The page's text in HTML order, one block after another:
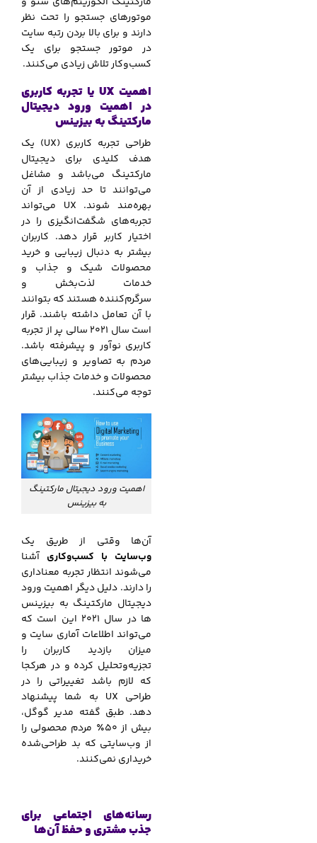
موتورهای جستجو را تحت نظر
دارند و برای بالا بردن رتبه سایت
در موتور جستجو برای یک
کسب‌وکار تلاش زیادی می‌کنند.
اهمیت UX یا تجربه کاربری
در اهمیت ورود دیجیتال
مارکتینگ به بیزینس
طراحی تجربه کاربری (UX) یک
هدف کلیدی برای دیجیتال
مارکتینگ می‌باشد و مشاغل
می‌توانند تا حد زیادی از آن
بهره‌مند شوند. UX می‌تواند
تجربه‌های شگفت‌انگیزی را در
اختیار کاربر قرار دهد. کاربران
بیشتر به دنبال زیبایی و خرید
محصولات شیک و جذاب و
خدمات لذت‌بخش و
سرگرم‌کننده هستند که بتوانند
با آن تعامل داشته باشند. قرار
است سال 2021 سالی پر از تجربه
کاربری نوآور و پیشرفته باشد.
مردم به تصاویر و زیبایی‌های
محصولات و خدمات جذاب بیشتر
توجه می‌کنند.
اهمیت ورود دیجیتال مارکتینگ
به بیزینس
آن‌ها وقتی از طریق یک
وب‌سایت با کسب‌وکاری آشنا
می‌شوند انتظار تجربه معناداری
را دارند. دلیل دیگر اهمیت ورود
دیجیتال مارکتینگ به بیزینس
ها در سال 2021 این است که
می‌تواند اطلاعات آماری سایت و
میزان بازدید کاربران را
تجزیه‌وتحلیل کرده و در هرکجا
که لازم باشد تغییراتی را در
طراحی UX به شما پیشنهاد
دهد. طبق گفته مدیر گوگل،
بیش از 50٪ مردم محصولی را
از وب‌سایتی که بد طراحی‌شده
خریداری نمی‌کنند.
رسانه‌های اجتماعی برای
جذب مشتری و حفظ آن‌ها